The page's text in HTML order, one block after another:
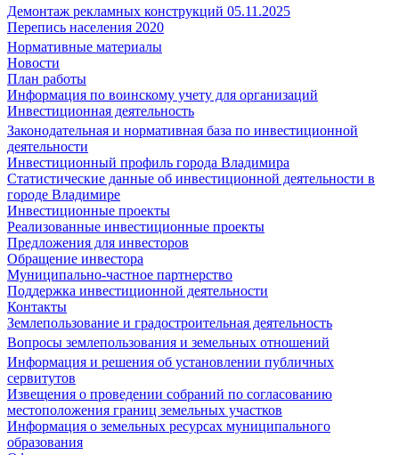
Демонтаж рекламных конструкций 05.11.2025
Перепись населения 2020
Нормативные материалы
Новости
План работы
Информация по воинскому учету для организаций
Инвестиционная деятельность
Законодательная и нормативная база по инвестиционной
деятельности
Инвестиционный профиль города Владимира
Статистические данные об инвестиционной деятельности в
городе Владимире
Инвестиционные проекты
Реализованные инвестиционные проекты
Предложения для инвесторов
Обращение инвестора
Муниципально-частное партнерство
Поддержка инвестиционной деятельности
Контакты
Землепользование и градостроительная деятельность
Вопросы землепользования и земельных отношений
Информация и решения об установлении публичных
сервитутов
Извещения о проведении собраний по согласованию
местоположения границ земельных участков
Информация о земельных ресурсах муниципального
образования